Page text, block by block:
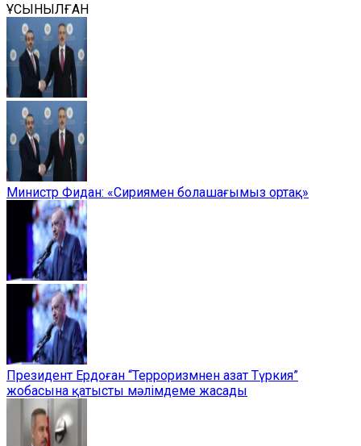
ҰСЫНЫЛҒАН
Министр Фидан: «Сириямен болашағымыз ортақ»
Президент Ердоған “Терроризмнен азат Түркия”
жобасына қатысты мәлімдеме жасады